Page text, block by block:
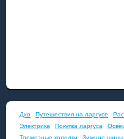
Дхо Путешествия на ларгусе
Электрика Покупка ларгуса
Тормозные колодки
Зимние шины